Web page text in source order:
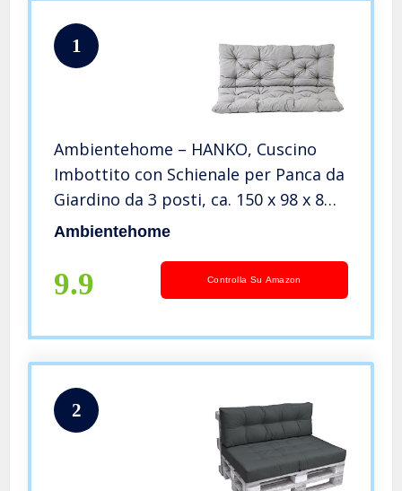
1
Ambientehome – HANKO, Cuscino
Imbottito con Schienale per Panca da
Giardino da 3 posti, ca. 150 x 98 x 8
cm, Colore: Grigio
Ambientehome
9.9 Controlla Su Amazon
2